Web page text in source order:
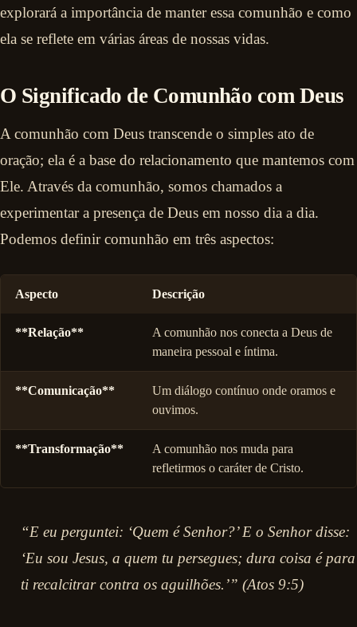
explorará a importância de manter essa comunhão e como
ela se reflete em várias áreas de nossas vidas.
O Significado de Comunhão com Deus
A comunhão com Deus transcende o simples ato de
oração; ela é a base do relacionamento que mantemos com
Ele. Através da comunhão, somos chamados a
experimentar a presença de Deus em nosso dia a dia.
Podemos definir comunhão em três aspectos:
Aspecto Descrição
**Relação**
A comunhão nos conecta a Deus de
maneira pessoal e íntima.
**Comunicação**
Um diálogo contínuo onde oramos e
ouvimos.
**Transformação**
A comunhão nos muda para
refletirmos o caráter de Cristo.
“E eu perguntei: ‘Quem é Senhor?’ E o Senhor disse:
‘Eu sou Jesus, a quem tu persegues; dura coisa é para
ti recalcitrar contra os aguilhões.’” (Atos 9:5)